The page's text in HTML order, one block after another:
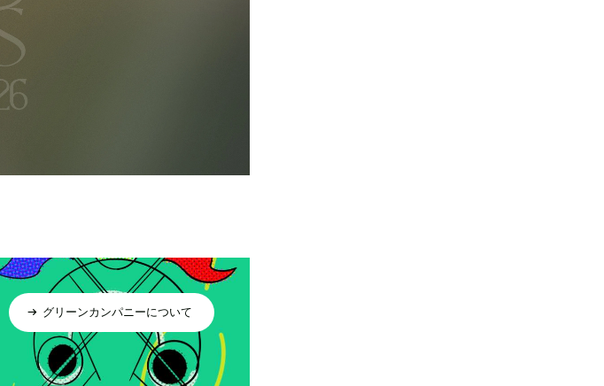
グリーンカンパニーについて